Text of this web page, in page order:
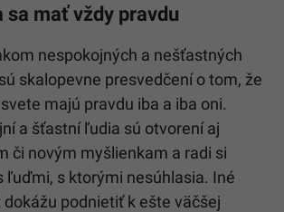
sa mať vždy pravdu
nespokojných a nešťastných
skalopevne presvedčení o tom, že
majú pravdu iba a iba oni.
a šťastní ľudia sú otvorení aj
či novým myšlienkam a radi si
ľuďmi, s ktorými nesúhlasia. Iné
podnietiť k ešte väčšej